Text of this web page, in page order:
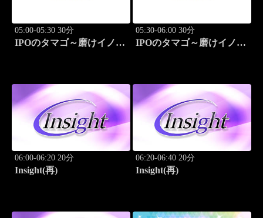
05:00-05:30 30分
IPOのタマゴ～磨けイノベ
05:30-06:00 30分
IPOのタマゴ～磨けイノベ
06:00-06:20 20分
Insight(再)
06:20-06:40 20分
Insight(再)